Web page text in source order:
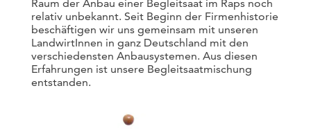
Raum der Anbau einer Begleitsaat im Raps noch
relativ unbekannt. Seit Beginn der Firmenhistorie
beschäftigen wir uns gemeinsam mit unseren
LandwirtInnen in ganz Deutschland mit den
verschiedensten Anbausystemen. Aus diesen
Erfahrungen ist unsere Begleitsaatmischung
entstanden.